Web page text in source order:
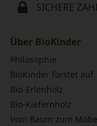
SICHERE
Über BioKinder
Philosophie
BioKinder forstet auf
Bio-Erlenholz
Bio-Kiefernholz
Vom Baum zum